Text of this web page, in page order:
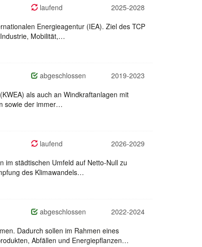
laufend
2025-2028
Energieagentur (IEA). Ziel des TCP
Mobilität,…
abgeschlossen
2019-2023
als auch an Windkraftanlagen mit
sowie der immer…
laufend
2026-2029
im städtischen Umfeld auf Netto-Null zu
des Klimawandels…
abgeschlossen
2022-2024
Dadurch sollen im Rahmen eines
Abfällen und Energiepflanzen…